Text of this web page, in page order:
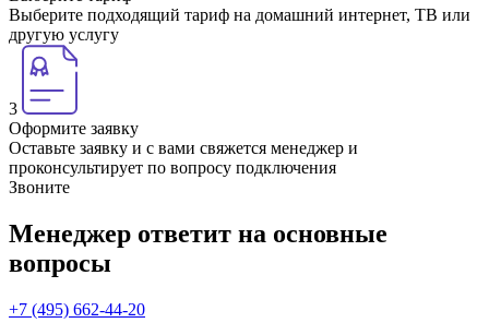
Выберите подходящий тариф на домашний интернет, ТВ или
другую услугу
3
Оформите заявку
Оставьте заявку и с вами свяжется менеджер и
проконсультирует по вопросу подключения
Звоните
Менеджер ответит на основные
вопросы
+7 (495) 662-44-20